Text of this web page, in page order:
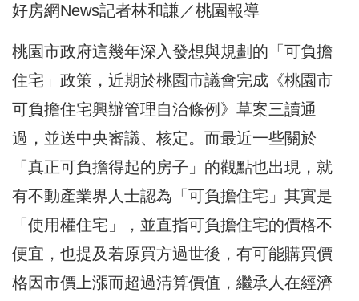
好房網News記者林和謙／桃園報導
桃園市政府這幾年深入發想與規劃的「可負擔
住宅」政策，近期於桃園市議會完成《桃園市
可負擔住宅興辦管理自治條例》草案三讀通
過，並送中央審議、核定。而最近一些關於
「真正可負擔得起的房子」的觀點也出現，就
有不動產業界人士認為「可負擔住宅」其實是
「使用權住宅」，並直指可負擔住宅的價格不
便宜，也提及若原買方過世後，有可能購買價
格因市價上漲而超過清算價值，繼承人在經濟